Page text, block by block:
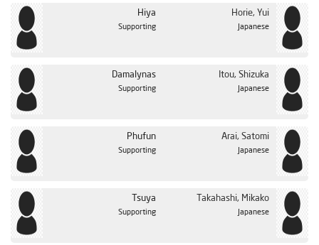
Hiya
Supporting
Horie, Yui
Japanese
Damalynas
Supporting
Itou, Shizuka
Japanese
Phufun
Supporting
Arai, Satomi
Japanese
Tsuya
Supporting
Takahashi, Mikako
Japanese